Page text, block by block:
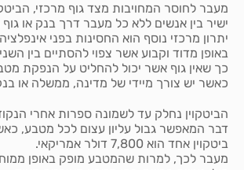
מעבר לחוסר המחויבות מצד גוף מרכזי,
ישיר בין אנשים ללא כל מעבר דרך בנק או גוף
יתרון מרכזי נוסף הוא החסינות בפני
כך שאין גוף אשר יכול להחליט על הנפקת
כאשר יש צורך מיידי של מדינה, ממשלה או
הביטקוין נחלק עד לשמונה ספרות אחרי
דבר המאפשר גבול עליון עצום לכל מטבע,
ביטקוין אחד הוא 7,800 דולר אמריקאי.
מעבר לכך, למרות שהמטבע מופק באופן